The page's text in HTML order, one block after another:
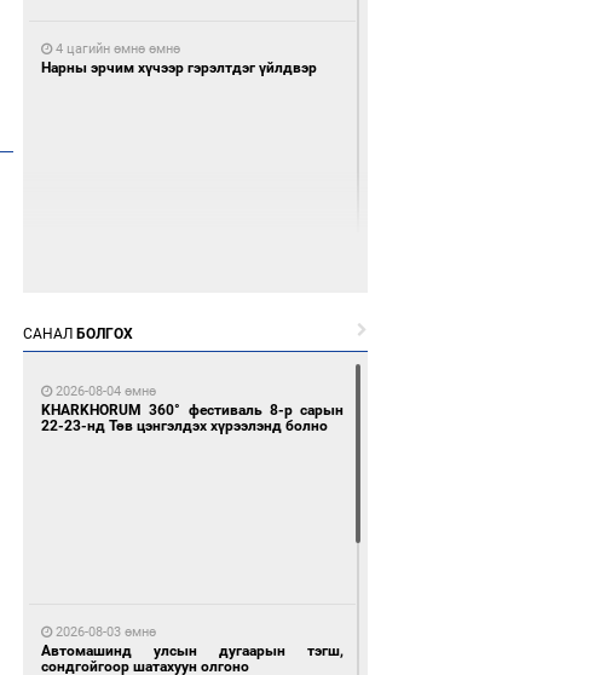
4 цагийн өмнө өмнө
Нарны эрчим хүчээр гэрэлтдэг үйлдвэр
САНАЛ БОЛГОХ
2026-08-04 өмнө
KHARKHORUM 360° фестиваль 8-р сарын
22-23-нд Төв цэнгэлдэх хүрээлэнд болно
2026-08-03 өмнө
Автомашинд улсын дугаарын тэгш,
сондгойгоор шатахуун олгоно